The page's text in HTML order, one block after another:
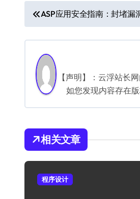
文
章
导
航
ASP应用安全指南：封堵漏
【声明】：云浮站长
如您发现内容存在
相关文章
程序设计